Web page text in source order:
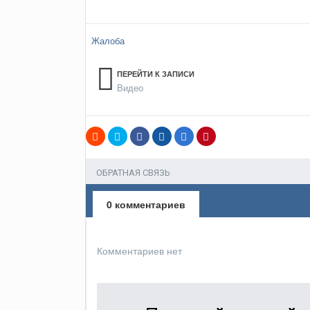
Жалоба
ПЕРЕЙТИ К ЗАПИСИ
Видео
ОБРАТНАЯ СВЯЗЬ
0 комментариев
Комментариев нет